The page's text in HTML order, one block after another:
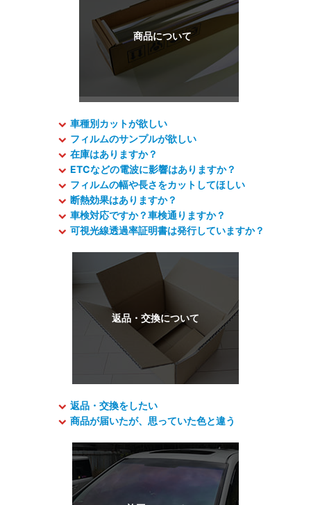
車種別カットが欲しい
フィルムのサンプルが欲しい
在庫はありますか？
ETCなどの電波に影響はありますか？
フィルムの幅や長さをカットしてほしい
断熱効果はありますか？
車検対応ですか？車検通りますか？
可視光線透過率証明書は発行していますか？
返品・交換をしたい
商品が届いたが、思っていた色と違う